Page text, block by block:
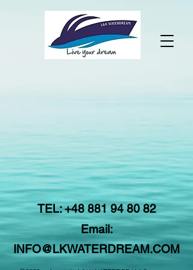
TEL:+48 881 94 80 82
Email:
INFO@LKWATERDREAM.COM